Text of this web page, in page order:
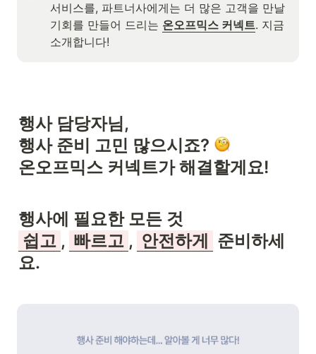
서비스를, 파트너사에게는 더 많은 고객을 만날
기회를 만들어 드리는 온오프믹스 커넥트. 지금
소개합니다!
행사 담당자님,
행사 준비 고민 많으시죠?
온오프믹스 커넥트가 해결할게요!
쉽고 , 빠르고 , 안전하게
준비하세
요.